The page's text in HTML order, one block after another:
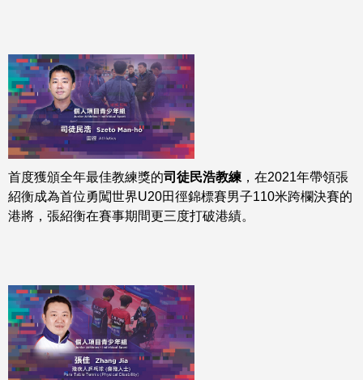
首度獲頒全年最佳教練獎的司徒民浩教練 ，在2021年帶領張
紹衡成為首位勇闖世界U20田徑錦標賽男子110米跨欄決賽的